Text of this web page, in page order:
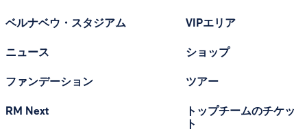
ベルナベウ・スタジアム
ニュース
ファンデーション
RM Next
VIPエリア
ショップ
ツアー
トップチームのチケッ
ト